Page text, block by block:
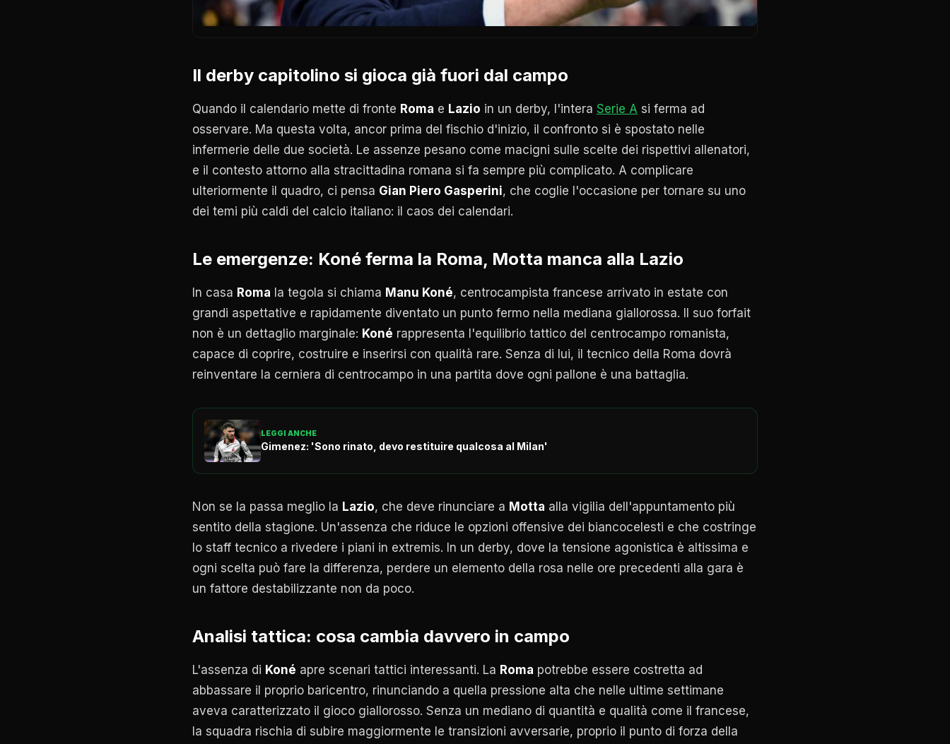
Il derby capitolino si gioca già fuori dal campo
Quando il calendario mette di fronte Roma e Lazio in un derby, l'intera Serie A si ferma ad
osservare. Ma questa volta, ancor prima del fischio d'inizio, il confronto si è spostato nelle
infermerie delle due società. Le assenze pesano come macigni sulle scelte dei rispettivi allenatori,
e il contesto attorno alla stracittadina romana si fa sempre più complicato. A complicare
ulteriormente il quadro, ci pensa Gian Piero Gasperini, che coglie l'occasione per tornare su uno
dei temi più caldi del calcio italiano: il caos dei calendari.
Le emergenze: Koné ferma la Roma, Motta manca alla Lazio
In casa Roma la tegola si chiama Manu Koné, centrocampista francese arrivato in estate con
grandi aspettative e rapidamente diventato un punto fermo nella mediana giallorossa. Il suo forfait
non è un dettaglio marginale: Koné rappresenta l'equilibrio tattico del centrocampo romanista,
capace di coprire, costruire e inserirsi con qualità rare. Senza di lui, il tecnico della Roma dovrà
reinventare la cerniera di centrocampo in una partita dove ogni pallone è una battaglia.
LEGGI ANCHE
Gimenez: 'Sono rinato, devo restituire qualcosa al Milan'
Non se la passa meglio la Lazio, che deve rinunciare a Motta alla vigilia dell'appuntamento più
sentito della stagione. Un'assenza che riduce le opzioni offensive dei biancocelesti e che costringe
lo staff tecnico a rivedere i piani in extremis. In un derby, dove la tensione agonistica è altissima e
ogni scelta può fare la differenza, perdere un elemento della rosa nelle ore precedenti alla gara è
un fattore destabilizzante non da poco.
Analisi tattica: cosa cambia davvero in campo
L'assenza di Koné apre scenari tattici interessanti. La Roma potrebbe essere costretta ad
abbassare il proprio baricentro, rinunciando a quella pressione alta che nelle ultime settimane
aveva caratterizzato il gioco giallorosso. Senza un mediano di quantità e qualità come il francese,
la squadra rischia di subire maggiormente le transizioni avversarie, proprio il punto di forza della